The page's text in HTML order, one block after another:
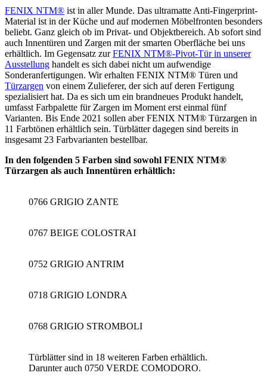
FENIX NTM® ist in aller Munde. Das ultramatte Anti-Fingerprint-
Material ist in der Küche und auf modernen Möbelfronten besonders
beliebt. Ganz gleich ob im Privat- und Objektbereich. Ab sofort sind
auch Innentüren und Zargen mit der smarten Oberfläche bei uns
erhältlich. Im Gegensatz zurFENIX NTM®-Pivot-Tür in unserer
Ausstellung handelt es sich dabei nicht um aufwendige
Sonderanfertigungen. Wir erhalten FENIX NTM® Türen und
Türzargen von einem Zulieferer, der sich auf deren Fertigung
spezialisiert hat. Da es sich um ein brandneues Produkt handelt,
umfasst Farbpalette für Zargen im Moment erst einmal fünf
Varianten. Bis Ende 2021 sollen aber FENIX NTM® Türzargen in
11 Farbtönen erhältlich sein. Türblätter dagegen sind bereits in
insgesamt 23 Farbvarianten bestellbar.
In den folgenden 5 Farben sind sowohl FENIX NTM®
Türzargen als auch Innentüren erhältlich:
0766 GRIGIO ZANTE
0767 BEIGE COLOSTRAI
0752 GRIGIO ANTRIM
0718 GRIGIO LONDRA
0768 GRIGIO STROMBOLI
Türblätter sind in 18 weiteren Farben erhältlich.
Darunter auch 0750 VERDE COMODORO.